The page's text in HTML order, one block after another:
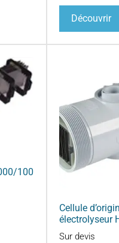
Découvrir
100
Cellule
électrolyseur
Sur devis